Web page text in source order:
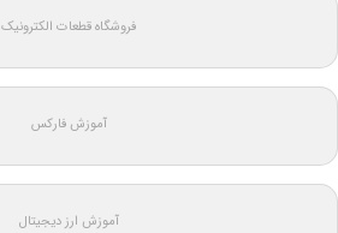
فروشگاه قطعات الکترونیک
آموزش فارکس
آموزش ارز دیجیتال